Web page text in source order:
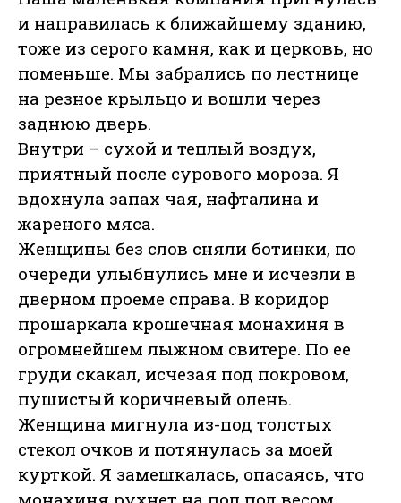
и направилась к ближайшему зданию,
тоже из серого камня, как и церковь, но
поменьше. Мы забрались по лестнице
на резное крыльцо и вошли через
заднюю дверь.
Внутри – сухой и теплый воздух,
приятный после сурового мороза. Я
вдохнула запах чая, нафталина и
жареного мяса.
Женщины без слов сняли ботинки, по
очереди улыбнулись мне и исчезли в
дверном проеме справа. В коридор
прошаркала крошечная монахиня в
огромнейшем лыжном свитере. По ее
груди скакал, исчезая под покровом,
пушистый коричневый олень.
Женщина мигнула из-под толстых
стекол очков и потянулась за моей
курткой. Я замешкалась, опасаясь, что